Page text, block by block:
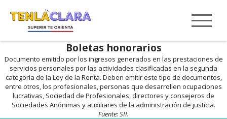
Boletas honorarios
Documento emitido por los ingresos generados en las prestaciones de
servicios personales por las actividades clasificadas en la segunda
categoría de la Ley de la Renta. Deben emitir este tipo de documentos,
entre otros, los profesionales, personas que desarrollen ocupaciones
lucrativas, Sociedad de Profesionales, directores y consejeros de
Sociedades Anónimas y auxiliares de la administración de justicia.
Fuente: SII.